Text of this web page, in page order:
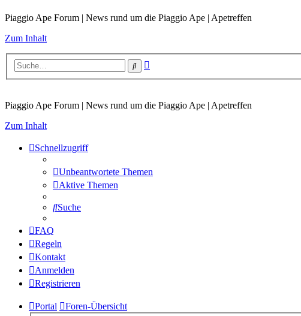
Piaggio Ape Forum | News rund um die Piaggio Ape | Apetreffen
Zum Inhalt
Suche
Piaggio Ape Forum | News rund um die Piaggio Ape | Apetreffen
Zum Inhalt
Schnellzugriff
Unbeantwortete Themen
Aktive Themen
Suche
FAQ
Regeln
Kontakt
Anmelden
Registrieren
Portal Foren-Übersicht